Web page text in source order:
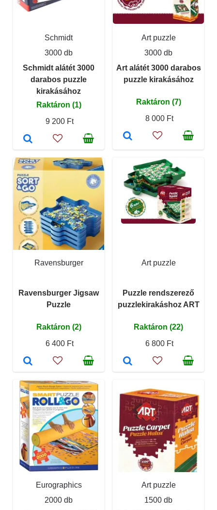
Schmidt
3000 db
Schmidt alátét 3000
darabos puzzle
kirakásához
Raktáron (1)
9 200 Ft
Art puzzle
3000 db
Art alátét 3000 darabos
puzzle kirakásához
Raktáron (7)
8 000 Ft
Ravensburger
Ravensburger Jigsaw
Puzzle
Raktáron (2)
6 400 Ft
Art puzzle
Puzzle rendszerező
puzzlekirakáshoz ART
Raktáron (22)
6 800 Ft
Eurographics
2000 db
Art puzzle
1500 db